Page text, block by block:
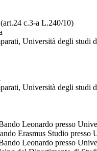
c.3-a L.240/10)
Università degli studi
Università degli studi
Leonardo presso
Erasmus Studio presso
Leonardo presso